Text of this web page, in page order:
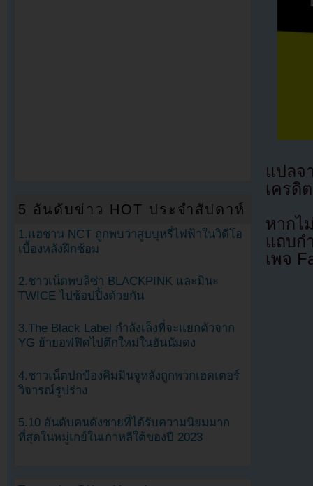
แปล
เครดิ
หากไ
แถบก
เพจ
5 อันดับข่าว HOT ประจำสัปดาห์
1.แฮชาน NCT ถูกพบว่าสูบบุหรี่ไฟฟ้าในวิดีโอ
เบื้องหลังฝึกซ้อม
2.ชาวเน็ตพบลิซ่า BLACKPINK และมินะ
TWICE ไปช้อปปิ้งด้วยกัน
3.The Black Label กำลังเล็งที่จะแยกตัวจาก
YG ย้ายอฟฟิศไปตึกใหม่ในฮันนัมดง
4.ชาวเน็ตปกป้องคิมมินจูหลังถูกพวกเฮดเตอร์
วิจารณ์รูปร่าง
5.10 อันดับคนดังชายที่ได้รับความนิยมมาก
ที่สุดในหมู่เกย์ในเกาหลีใต้ของปี 2023